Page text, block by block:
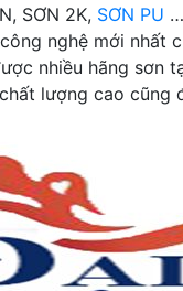
SƠN 2K, SƠN PU …
nghệ mới
nhiều hãng sơn
lượng cao